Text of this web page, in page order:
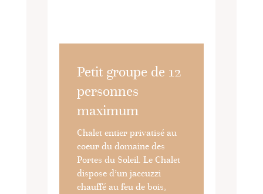
Petit groupe de 12
personnes
maximum
Chalet entier privatisé au
coeur du domaine des
Portes du Soleil. Le Chalet
dispose d’un jaccuzzi
chauffé au feu de bois,